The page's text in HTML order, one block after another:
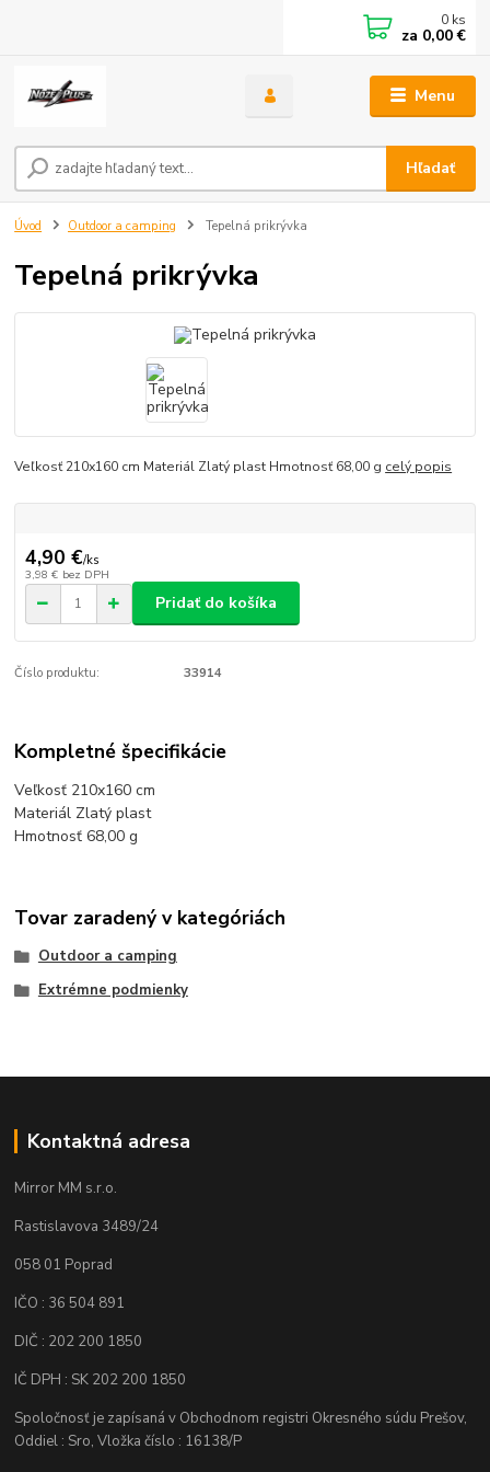
Menu
Hľadať
0 ks
za 0,00 €
Úvod Outdoor a camping Tepelná prikrývka
Tepelná prikrývka
Veľkosť 210x160 cm Materiál Zlatý plast Hmotnosť 68,00 g celý popis
4,90 €/ks
3,98 € bez DPH
Pridať do košíka
Číslo produktu: 33914
Kompletné špecifikácie
Veľkosť 210x160 cm
Materiál Zlatý plast
Hmotnosť 68,00 g
Tovar zaradený v kategóriách
Outdoor a camping
Extrémne podmienky
Kontaktná adresa
Mirror MM s.r.o.
Rastislavova 3489/24
058 01 Poprad
IČO : 36 504 891
DIČ : 202 200 1850
IČ DPH : SK 202 200 1850
Spoločnosť je zapísaná v Obchodnom registri Okresného súdu Prešov,
Oddiel : Sro, Vložka číslo : 16138/P